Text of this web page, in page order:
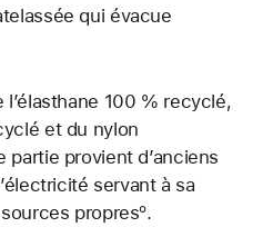
qui évacue
100 % recyclé,
et du nylon
provient d’anciens
servant à sa
propresº.